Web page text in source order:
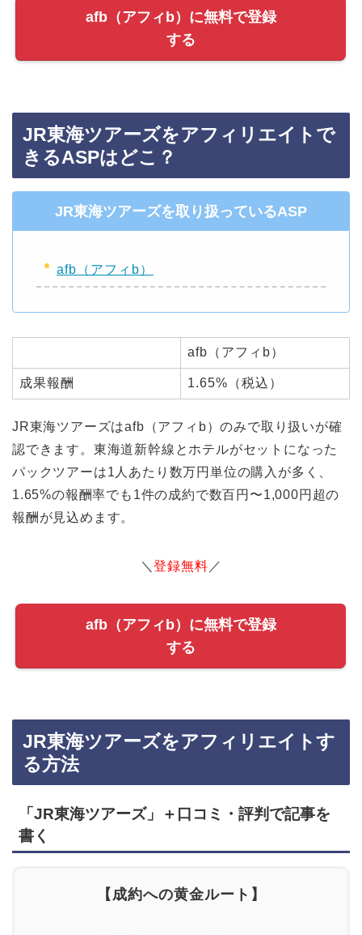
afb（アフィb）に無料で登録
する
JR東海ツアーズをアフィリエイトで
きるASPはどこ？
JR東海ツアーズを取り扱っているASP
afb（アフィb）
afb（アフィb）
成果報酬 1.65%（税込）
JR東海ツアーズはafb（アフィb）のみで取り扱いが確
認できます。東海道新幹線とホテルがセットになった
パックツアーは1人あたり数万円単位の購入が多く、
1.65%の報酬率でも1件の成約で数百円〜1,000円超の
報酬が見込めます。
＼登録無料 ／
afb（アフィb）に無料で登録
する
JR東海ツアーズをアフィリエイトす
る方法
「JR東海ツアーズ」＋口コミ・評判で記事を
書く
【成約への黄金ルート】